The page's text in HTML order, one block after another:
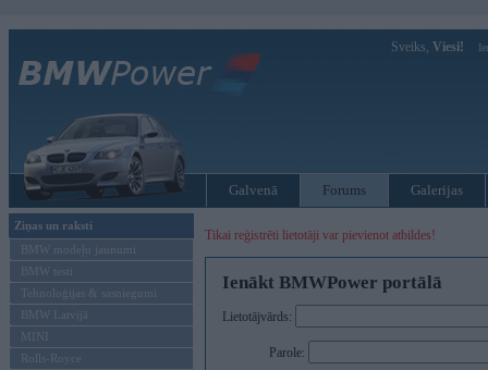
Sveiks, Viesi!
Galvenā Forums Galerijas
Ziņas un raksti
BMW modeļu jaunumi
BMW testi
Tehnoloģijas & sasniegumi
BMW Latvijā
MINI
Rolls-Royce
Tikai reģistrēti lietotāji var pievienot atbildes!
Ienākt BMWPower portālā
Lietotājvārds:
Parole: